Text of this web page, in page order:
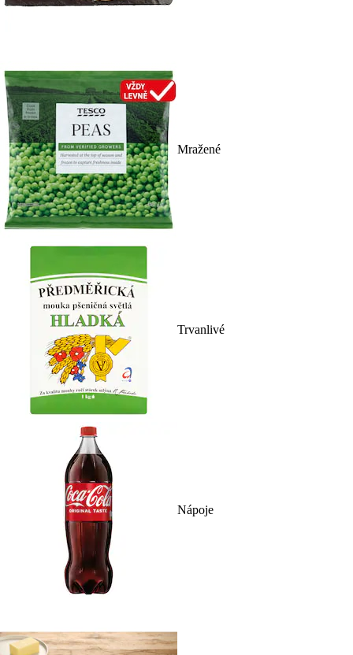
Mražené
Trvanlivé
Nápoje